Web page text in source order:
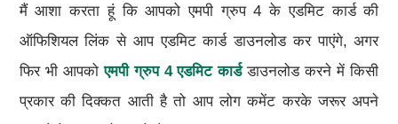
मैं आशा करता हूं कि आपको एमपी ग्रुप 4 के एडमिट कार्ड की
ऑफिशियल लिंक से आप एडमिट कार्ड डाउनलोड कर पाएंगे, अगर
फिर भी आपकोएमपी ग्रुप 4 एडमिट कार्डडाउनलोड करने में किसी
प्रकार की दिक्कत आती है तो आप लोग कमेंट करके जरूर अपने